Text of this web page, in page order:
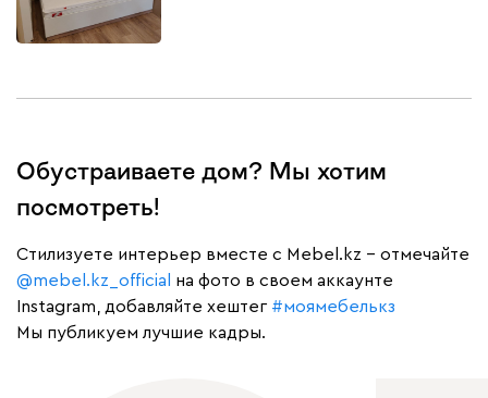
Обустраиваете дом? Мы хотим
посмотреть!
Cтилизуете интерьер вместе с Mebel.kz – отмечайте
@mebel.kz_official
на фото в своем аккаунте
Instagram, добавляйте хештег #моямебелькз
Мы публикуем лучшие кадры.